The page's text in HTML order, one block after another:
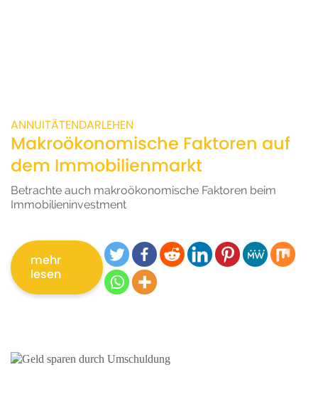
ANNUITÄTENDARLEHEN
Makroökonomische Faktoren auf
dem Immobilienmarkt
Betrachte auch makroökonomische Faktoren beim
Immobilieninvestment
mehr
lesen